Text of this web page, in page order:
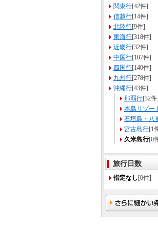
関東行[42件]
信越行[14件]
北陸行[9件]
東海行[318件]
近畿行[32件]
中国行[107件]
四国行[140件]
九州行[278件]
沖縄行[43件]
那覇行[32件]
本島リゾー
石垣島・八
宮古島行[1
久米島行[0
旅行日数
指定なし[0件]